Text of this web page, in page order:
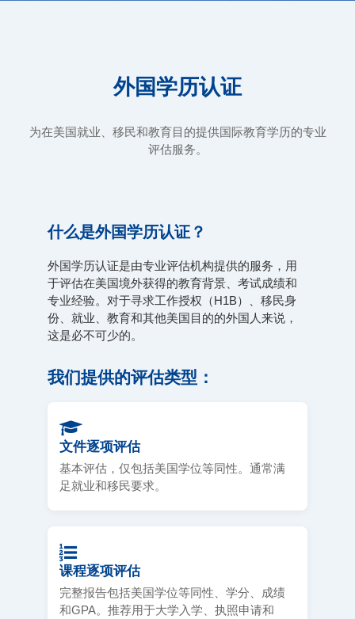
外国学历认证
为在美国就业、移民和教育目的提供国际教育学历的专业
评估服务。
什么是外国学历认证？
外国学历认证是由专业评估机构提供的服务，用
于评估在美国境外获得的教育背景、考试成绩和
专业经验。对于寻求工作授权（H1B）、移民身
份、就业、教育和其他美国目的的外国人来说，
这是必不可少的。
我们提供的评估类型：
文件逐项评估
基本评估，仅包括美国学位等同性。通常满
足就业和移民要求。
课程逐项评估
完整报告包括美国学位等同性、学分、成绩
和GPA。推荐用于大学入学、执照申请和